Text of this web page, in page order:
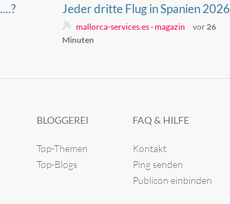
Jeder dritte Flug in Spanien 2026
verspätet oder gestrichen
mallorca-services.es - magazin vor 26
Minuten
BLOGGEREI
Top-Themen
Top-Blogs
FAQ & HILFE
Kontakt
Ping senden
Publicon einbinden